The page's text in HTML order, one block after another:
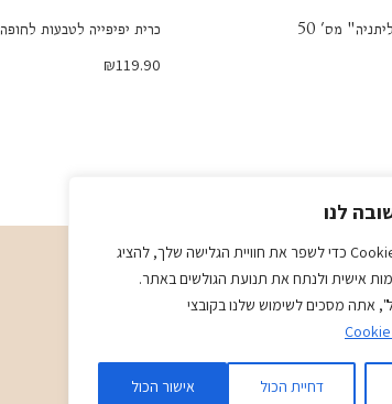
לנו
אנו משתמשים בקובצי Cookie כדי לשפר את חוויית הגלישה שלך, להציג
אישית ולנתח את תנועת הגולשים באתר.
אתה מסכים לשימוש שלנו בקובצי
דחיית הכול אישור הכול
מס' 50 כרית יפיפייה לטבעות לחופה
₪119.90
מתנות ויודאיקה בני ויוכי
א-ה 09:00-19:30